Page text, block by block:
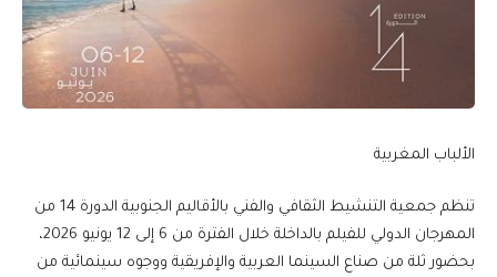
الألباب المغربية
تنظم جمعية التنشيط الثقافي والفني بالأقاليم الجنوبية الدورة 14 من
المهرجان الدولي للفيلم بالداخلة خلال الفترة من 6 إلى 12 يونيو 2026،
بحضور ثلة من صناع السينما العربية والإفريقية ووجوه سينمائية من